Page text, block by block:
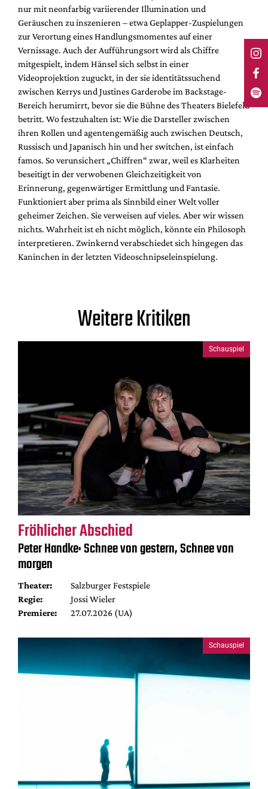
nur mit neonfarbig variierender Illumination und
Geräuschen zu inszenieren – etwa Geplapper-Zuspielungen
zur Verortung eines Handlungsmomentes auf einer
Vernissage. Auch der Aufführungsort wird als Chiffre
mitgespielt, indem Hänsel sich selbst in einer
Videoprojektion zuguckt, in der sie identitätssuchend
zwischen Kerrys und Justines Garderobe im Backstage-
Bereich herumirrt, bevor sie die Bühne des Theaters Bielefeld
betritt. Wo festzuhalten ist: Wie die Darsteller zwischen
ihren Rollen und agentengemäßig auch zwischen Deutsch,
Russisch und Japanisch hin und her switchen, ist einfach
famos. So verunsichert „Chiffren“ zwar, weil es Klarheiten
beseitigt in der verwobenen Gleichzeitigkeit von
Erinnerung, gegenwärtiger Ermittlung und Fantasie.
Funktioniert aber prima als Sinnbild einer Welt voller
geheimer Zeichen. Sie verweisen auf vieles. Aber wir wissen
nichts. Wahrheit ist eh nicht möglich, könnte ein Philosoph
interpretieren. Zwinkernd verabschiedet sich hingegen das
Kaninchen in der letzten Videoschnipseleinspielung.
Weitere Kritiken
Schauspiel
Fröhlicher Abschied
Peter Handke: Schnee von gestern, Schnee von
morgen
Theater:
Salzburger Festspiele
Regie:
Jossi Wieler
Premiere:
27.07.2026 (UA)
Schauspiel